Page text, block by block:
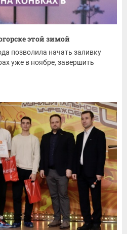
этой зимой
позволила начать заливку
уже в ноябре, завершить